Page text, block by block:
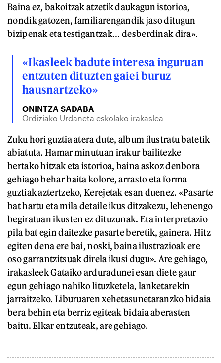
Baina ez, bakoitzak atzetik daukagun istorioa,
nondik gatozen, familiarengandik jaso ditugun
bizipenak eta testigantzak... desberdinak dira».
«Ikasleek badute interesa inguruan
entzuten dituzten gaiei buruz
hausnartzeko»
ONINTZA SADABA
Ordiziako Urdaneta eskolako irakaslea
Zuku hori guztia atera dute, album ilustratu batetik
abiatuta. Hamar minutuan irakur bailitezke
bertako hitzak eta istorioa, baina askoz denbora
gehiago behar baita kolore, arrasto eta forma
guztiak aztertzeko, Kerejetak esan duenez. «Pasarte
bat hartu eta mila detaile ikus ditzakezu, lehenengo
begiratuan ikusten ez dituzunak. Eta interpretazio
pila bat egin daitezke pasarte beretik, gainera. Hitz
egiten dena ere bai, noski, baina ilustrazioak ere
oso garrantzitsuak direla ikusi dugu». Are gehiago,
irakasleek Gataiko arduradunei esan diete gaur
egun gehiago nahiko lituzketela, lanketarekin
jarraitzeko. Liburuaren xehetasunetaranzko bidaia
bera behin eta berriz egiteak bidaia aberasten
baitu. Elkar entzuteak, are gehiago.